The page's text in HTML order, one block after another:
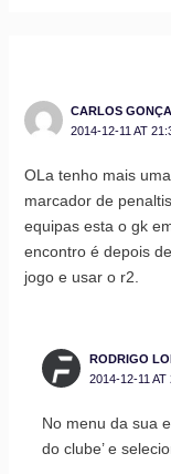
CARLOS
2014-12-11 AT
OLa tenho mais
marcador de
equipas esta o gk
encontro é depois
jogo e usar o r2.
RODRIGO
2014-12-11 AT
No menu da sua
do clube’ e